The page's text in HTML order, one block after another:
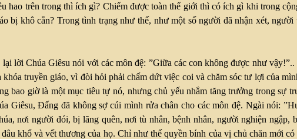
hao trên trong thì ích gì? Chiếm được toàn thể giới thì có ích gì khi trong
bị khô cằn? Trong tình trạng như thế, như một số người đã nhận xét,
lời Chúa Giêsu nói với các môn đệ: ”Giữa các con không được như vậy!”..
truyền giáo, vì đòi hỏi phải chấm dứt việc coi và chăm sóc tư lợi của
bao giờ là một mục tiêu tự nó, nhưng chủ yếu nhắm tăng trưởng trong sự
Giêsu, Đấng đã không sợ cúi mình rửa chân cho các môn đệ. Ngài nói:
nơi người đói, bị lãng quên, nơi tù nhân, bệnh nhân, người nghiện
khổ và vết thương của họ. Chỉ như thế quyền bính của vị chủ chăn mới